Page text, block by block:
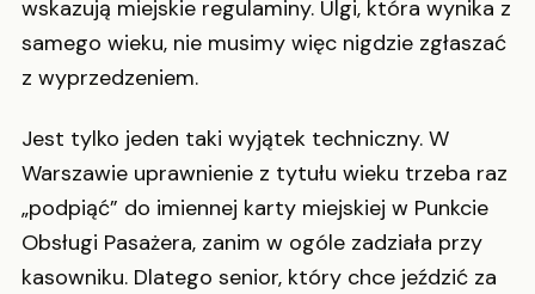
wskazują miejskie regulaminy. Ulgi, która wynika z
samego wieku, nie musimy więc nigdzie zgłaszać
z wyprzedzeniem.
Jest tylko jeden taki wyjątek techniczny. W
Warszawie uprawnienie z tytułu wieku trzeba raz
„podpiąć” do imiennej karty miejskiej w Punkcie
Obsługi Pasażera, zanim w ogóle zadziała przy
kasowniku. Dlatego senior, który chce jeździć za